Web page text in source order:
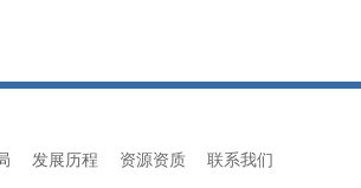
发展历程 资源资质 联系我们